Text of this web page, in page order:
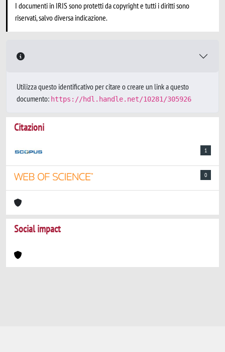
I documenti in IRIS sono protetti da copyright e tutti i diritti sono
riservati, salvo diversa indicazione.
Utilizza questo identificativo per citare o creare un link a questo
documento: https://hdl.handle.net/10281/305926
Citazioni
1
0
Social impact